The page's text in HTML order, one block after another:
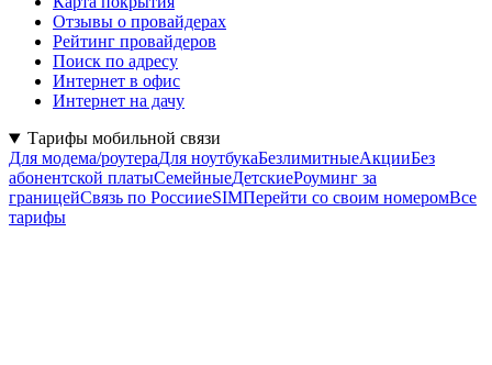
Отзывы о провайдерах
Рейтинг провайдеров
Поиск по адресу
Интернет в офис
Интернет на дачу
Тарифы мобильной связи
Для модема/роутераДля ноутбукаБезлимитныеАкцииБез
абонентской платыСемейныеДетскиеРоуминг за
границейСвязь по РоссииeSIMПерейти со своим номеромВсе
тарифы